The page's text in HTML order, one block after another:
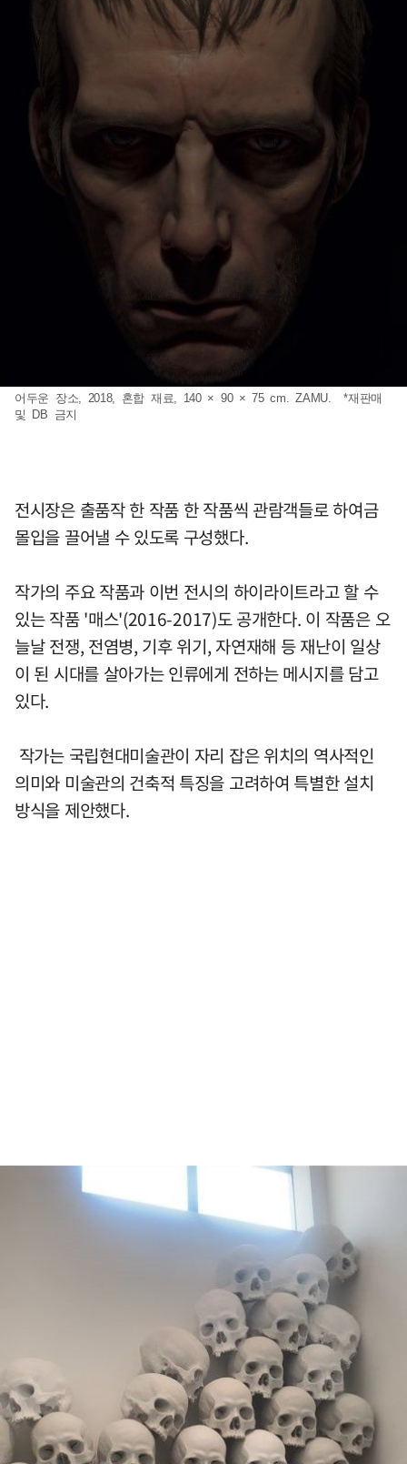
어두운 장소, 2018, 혼합 재료, 140 × 90 × 75 cm. ZAMU. *재판매
및 DB 금지
전시장은 출품작 한 작품 한 작품씩 관람객들로 하여금
몰입을 끌어낼 수 있도록 구성했다.
작가의 주요 작품과 이번 전시의 하이라이트라고 할 수
있는 작품 '매스'(2016-2017)도 공개한다. 이 작품은 오
늘날 전쟁, 전염병, 기후 위기, 자연재해 등 재난이 일상
이 된 시대를 살아가는 인류에게 전하는 메시지를 담고
있다.
작가는 국립현대미술관이 자리 잡은 위치의 역사적인
의미와 미술관의 건축적 특징을 고려하여 특별한 설치
방식을 제안했다.